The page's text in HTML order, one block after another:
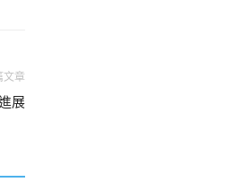
文章
展